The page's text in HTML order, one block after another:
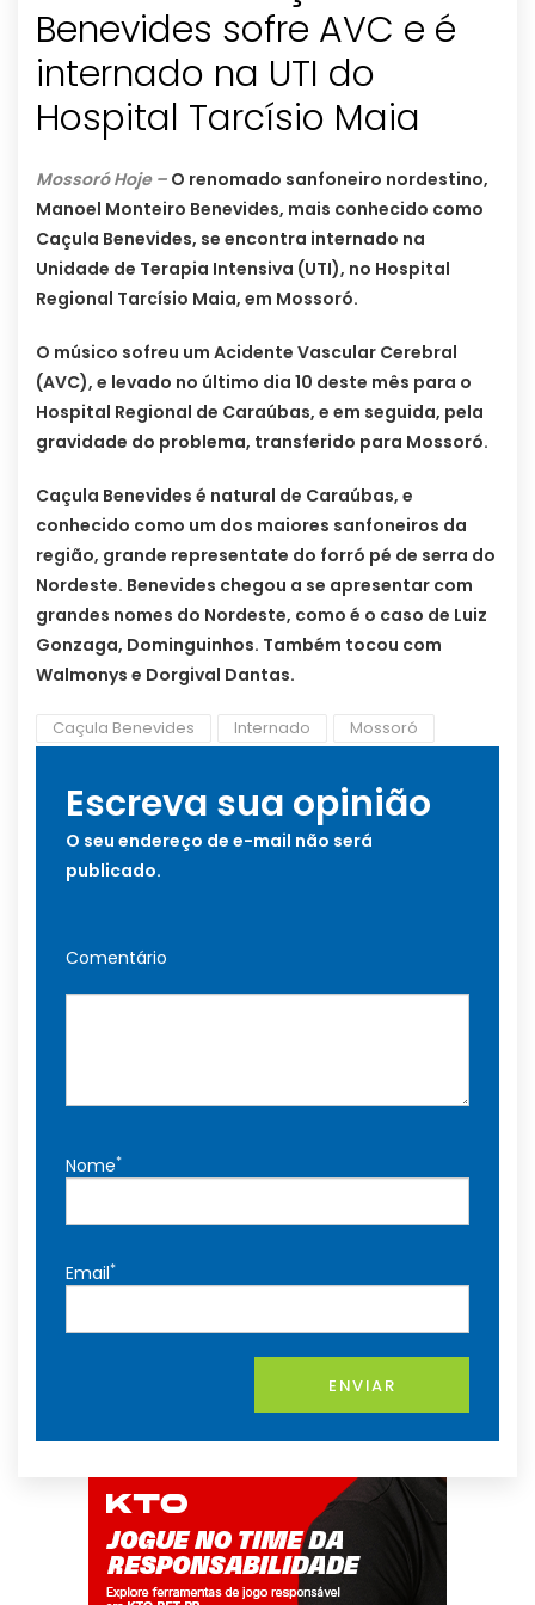
Benevides sofre AVC e é
internado na UTI do
Hospital Tarcísio Maia
Mossoró Hoje – O renomado sanfoneiro nordestino,
Manoel Monteiro Benevides, mais conhecido como
Caçula Benevides, se encontra internado na
Unidade de Terapia Intensiva (UTI), no Hospital
Regional Tarcísio Maia, em Mossoró.
O músico sofreu um Acidente Vascular Cerebral
(AVC), e levado no último dia 10 deste mês para o
Hospital Regional de Caraúbas, e em seguida, pela
gravidade do problema, transferido para Mossoró.
Caçula Benevides é natural de Caraúbas, e
conhecido como um dos maiores sanfoneiros da
região, grande representate do forró pé de serra do
Nordeste. Benevides chegou a se apresentar com
grandes nomes do Nordeste, como é o caso de Luiz
Gonzaga, Dominguinhos. Também tocou com
Walmonys e Dorgival Dantas.
Caçula Benevides Internado Mossoró
Escreva sua opinião
O seu endereço de e-mail não será
publicado.
Comentário
Nome*
Email*
ENVIAR